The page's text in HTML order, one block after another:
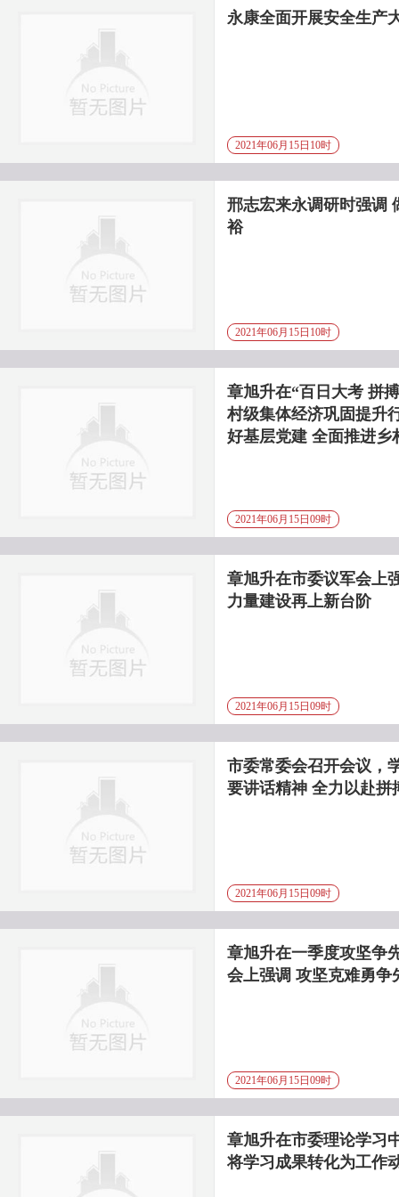
永康全面开展安全生产
2021年06月15日10时
邢志宏来永调研时强调
裕
2021年06月15日10时
章旭升在“百日大考 拼
村级集体经济巩固提升
好基层党建 全面推进乡
2021年06月15日09时
章旭升在市委议军会上
力量建设再上新台阶
2021年06月15日09时
市委常委会召开会议，
要讲话精神 全力以赴拼
2021年06月15日09时
章旭升在一季度攻坚争
会上强调 攻坚克难勇争
2021年06月15日09时
章旭升在市委理论学习
将学习成果转化为工作